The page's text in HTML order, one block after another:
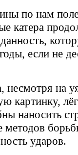
по нам
катера
если не
несмотря на
картинку,
наносить
методов
ударов.